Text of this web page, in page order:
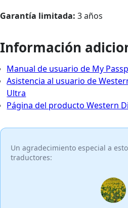
Garantía limitada: 3 años
Información
Manual de usuario de My
Asistencia al usuario de
Ultra
Página del producto Western
Un agradecimiento especial a
traductores: